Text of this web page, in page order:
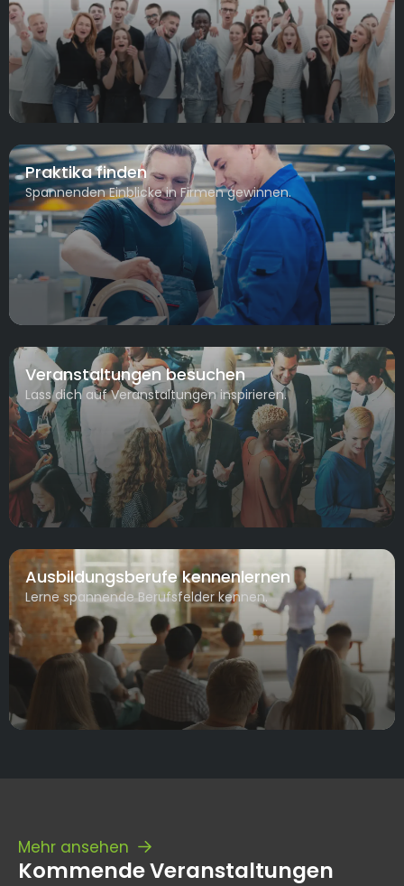
Praktika finden
Spannenden Einblicke in Firmen gewinnen.
Veranstaltungen besuchen
Lass dich auf Veranstaltungen inspirieren.
Ausbildungsberufe kennenlernen
Lerne spannende Berufsfelder kennen.
Mehr ansehen
Kommende Veranstaltungen